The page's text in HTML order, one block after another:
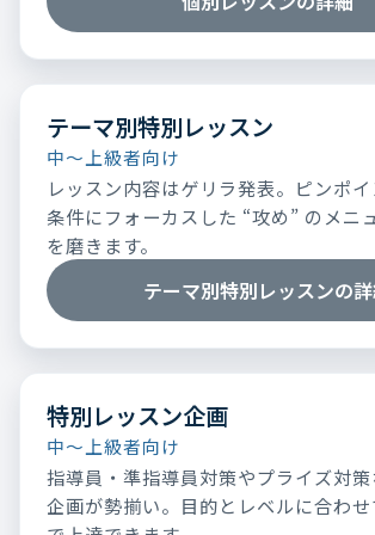
テーマ別特別レッスン
中～上級者向け
レッスン内容はゲリラ発表。ピンポ
条件にフォーカスした “攻め” のメニ
を磨きます。
テーマ別特別レッスンの
特別レッスン企画
中～上級者向け
指導員・準指導員対策やプライズ対
企画が勢揃い。目的とレベルに合わ